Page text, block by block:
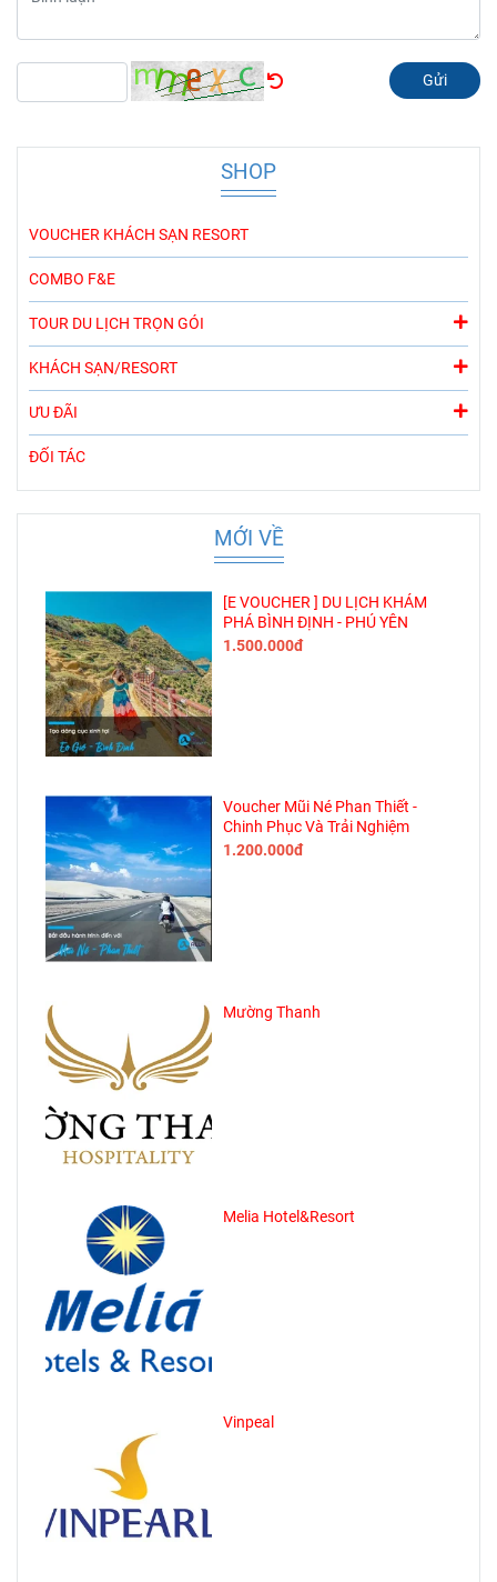
Gửi
SHOP
VOUCHER KHÁCH SẠN RESORT
COMBO F&E
TOUR DU LỊCH TRỌN GÓI
KHÁCH SẠN/RESORT
ƯU ĐÃI
ĐỐI TÁC
MỚI VỀ
[E VOUCHER ] DU LỊCH KHÁM
PHÁ BÌNH ĐỊNH - PHÚ YÊN
1.500.000đ
Voucher Mũi Né Phan Thiết -
Chinh Phục Và Trải Nghiệm
1.200.000đ
Mường Thanh
Melia Hotel&Resort
Vinpeal